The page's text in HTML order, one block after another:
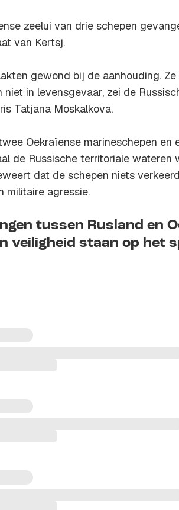
zeelui van drie schepen
van Kertsj.
gewond bij de aanhouding.
niet in levensgevaar, zei de
Tatjana Moskalkova.
Oekraïense marineschepen en
de Russische territoriale wateren
dat de schepen niets
militaire agressie.
tussen Rusland en
veiligheid staan op het